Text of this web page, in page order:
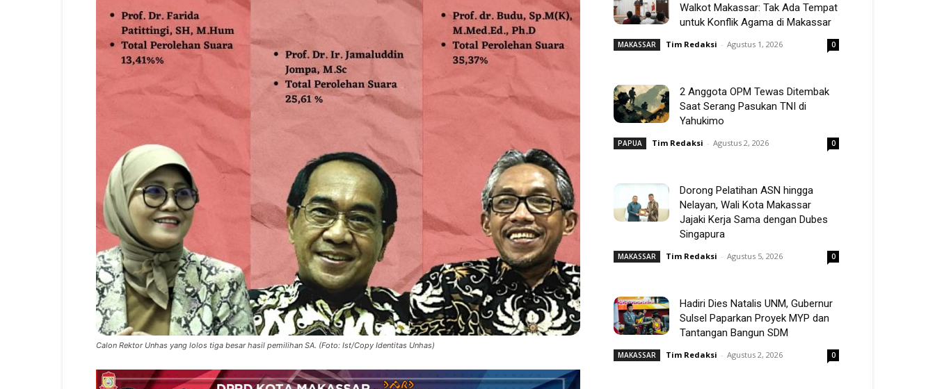
Calon Rektor Unhas yang lolos tiga besar hasil pemilihan SA. (Foto: Ist/Copy Identitas Unhas)
Walkot Makassar: Tak Ada Tempat
untuk Konflik Agama di Makassar
MAKASSAR Tim Redaksi - Agustus 1, 2026 0
2 Anggota OPM Tewas Ditembak
Saat Serang Pasukan TNI di
Yahukimo
PAPUA Tim Redaksi - Agustus 2, 2026 0
Dorong Pelatihan ASN hingga
Nelayan, Wali Kota Makassar
Jajaki Kerja Sama dengan Dubes
Singapura
MAKASSAR Tim Redaksi - Agustus 5, 2026 0
Hadiri Dies Natalis UNM, Gubernur
Sulsel Paparkan Proyek MYP dan
Tantangan Bangun SDM
MAKASSAR Tim Redaksi - Agustus 2, 2026 0